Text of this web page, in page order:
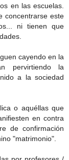
en las escuelas.
concentrarse este
ni tienen que
cayendo en la
pervirtiendo la
a la sociedad
o aquéllas que
en contra
de confirmación
"matrimonio".